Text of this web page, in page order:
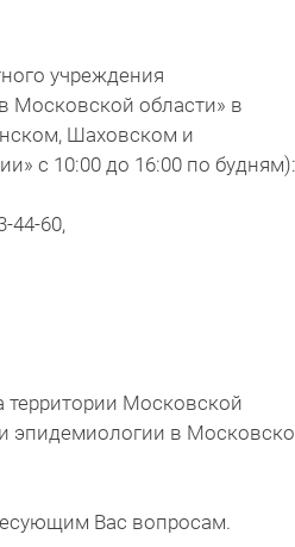
учреждения
Московской области» в
Шаховском и
с 10:00 до 16:00 по будням):
44-60,
Московской
эпидемиологии в
Вас вопросам.